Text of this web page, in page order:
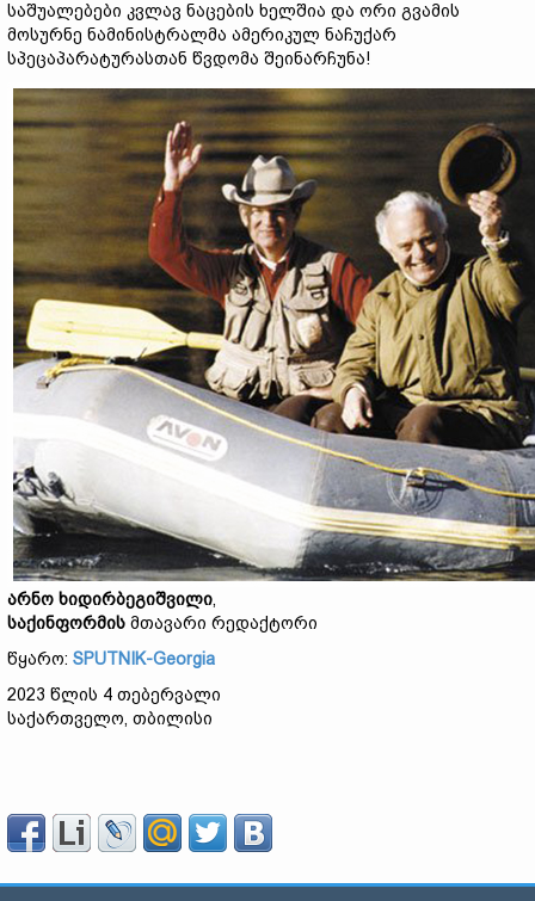
საშუალებები კვლავ ნაცების ხელშია და ორი გვამის
მოსურნე ნამინისტრალმა ამერიკულ ნაჩუქარ
სპეცაპარატურასთან წვდომა შეინარჩუნა!
არნო ხიდირბეგიშვილი,
საქინფორმის მთავარი რედაქტორი
წყარო: SPUTNIK-Georgia
2023 წლის 4 თებერვალი
საქართველო, თბილისი